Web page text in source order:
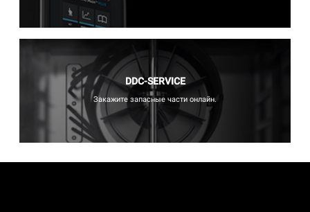
DDC-SERVICE
Закажите запасные части онлайн.